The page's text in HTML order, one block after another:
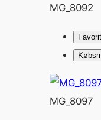
MG_8092
MG_8097